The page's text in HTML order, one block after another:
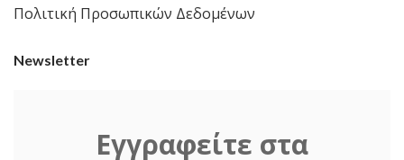
Πολιτική Προσωπικών Δεδομένων
Newsletter
Εγγραφείτε στα